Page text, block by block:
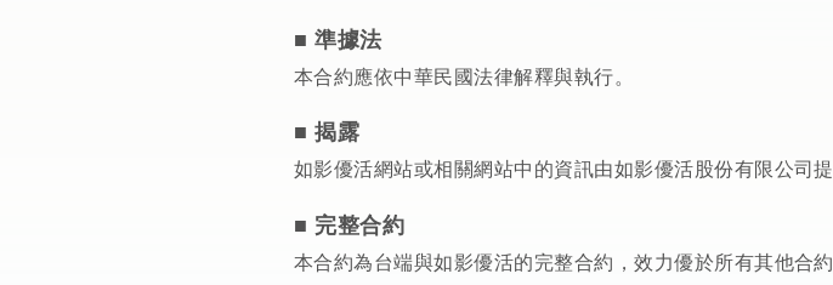
■ 準據法
本合約應依中華民國法律解釋與執行。
■ 揭露
如影優活網站或相關網站中的資訊由如影優活股份有限公司
■ 完整合約
本合約為台端與如影優活的完整合約，效力優於所有其他合